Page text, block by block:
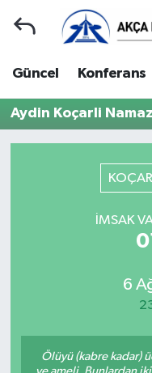
Güncel Konferans
Aydin Koçarli
İMSAK
6
Ölüyü (kabre kadar)
Gençlerle
Güncel
Konferans
Yurtdışı Gezi
Hakkımızda
Kocaeli Hava
Kocaeli Namaz
Kocaeli Trafik
Süper Lig Puan
Son Dakika
Haber Arşivi